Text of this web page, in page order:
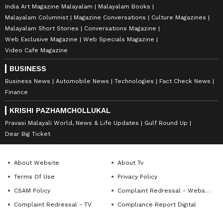
India Art Magazine Malayalam
Malayalam Books
Malayalam Columnist
Magazine Conversations
Culture Magazines
Malayalam Short Stories
Conversations Magazine
Web Exclusive Magazine
Web Specials Magazine
Video Cafe Magazine
BUSINESS
Business News Automobile News Technologies
Fact Check News
Finance
KRISHI PAZHAMCHOLLUKAL
Pravasi Malayali World, News & Life Updates
Gulf Round Up
Dear Big Ticket
About Website
About Tv
Terms Of Use
Privacy Policy
CSAM Policy
Complaint Redressal - Website
Complaint Redressal - TV
Compliance Report Digital